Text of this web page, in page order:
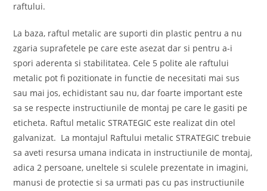
raftului.
La baza, raftul metalic are suporti din plastic pentru a nu
zgaria suprafetele pe care este asezat dar si pentru a-i
spori aderenta si stabilitatea. Cele 5 polite ale raftului
metalic pot fi pozitionate in functie de necesitati mai sus
sau mai jos, echidistant sau nu, dar foarte important este
sa se respecte instructiunile de montaj pe care le gasiti pe
eticheta. Raftul metalic STRATEGIC este realizat din otel
galvanizat. La montajul Raftului metalic STRATEGIC trebuie
sa aveti resursa umana indicata in instructiunile de montaj,
adica 2 persoane, uneltele si sculele prezentate in imagini,
manusi de protectie si sa urmati pas cu pas instructiunile